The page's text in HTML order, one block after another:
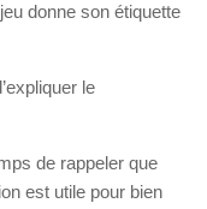
donne son étiquette
le
de rappeler que
est utile pour bien